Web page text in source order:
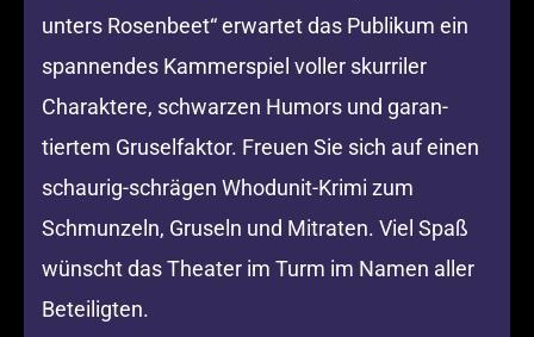
unters Rosenbeet“ erwartet das Publikum ein
spannendes Kammerspiel voller skurriler
Charaktere, schwarzen Humors und garan-
tiertem Gruselfaktor. Freuen Sie sich auf einen
schaurig-schrägen Whodunit-Krimi zum
Schmunzeln, Gruseln und Mitraten. Viel Spaß
wünscht das Theater im Turm im Namen aller
Beteiligten.